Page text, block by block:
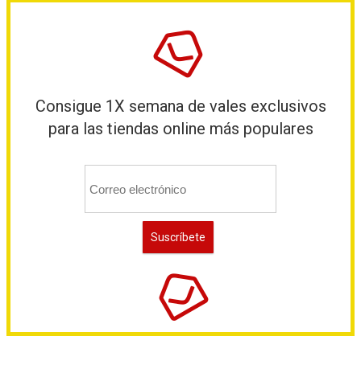
Consigue 1X semana de vales exclusivos
para las tiendas online más populares